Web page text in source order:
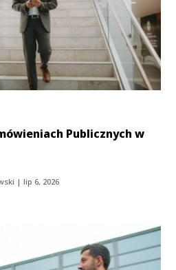
Publicznych w
|lip 6, 2026